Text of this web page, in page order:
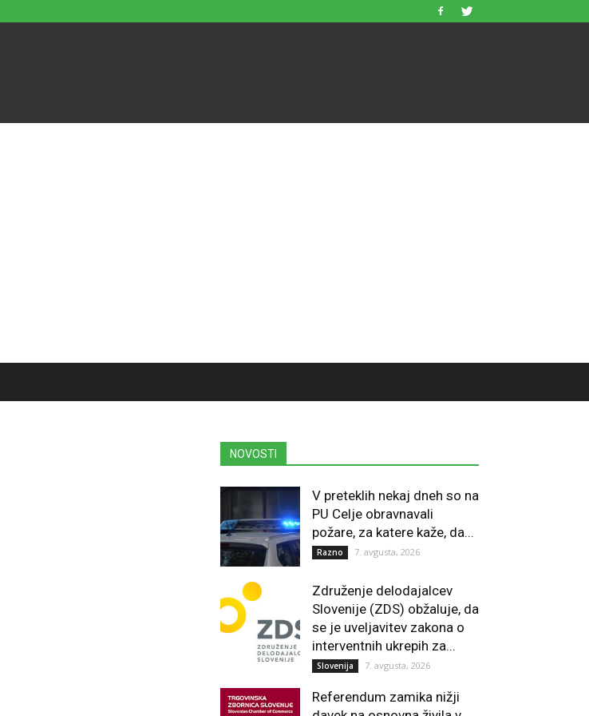
NOVOSTI
V preteklih nekaj dneh so na
PU Celje obravnavali
požare, za katere kaže, da...
Razno 7. avgusta, 2026
Združenje delodajalcev
Slovenije (ZDS) obžaluje, da
se je uveljavitev zakona o
interventnih ukrepih za...
Slovenija 7. avgusta, 2026
Referendum zamika nižji